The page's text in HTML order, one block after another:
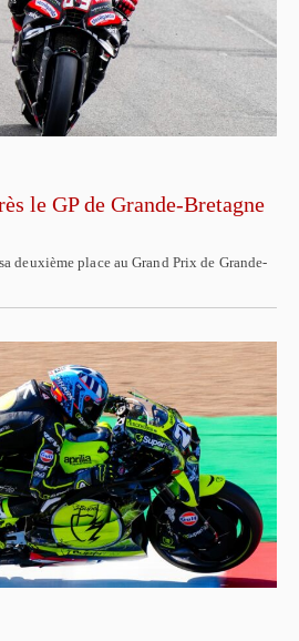
le GP de Grande-Bretagne
deuxième place au Grand Prix de Grande-